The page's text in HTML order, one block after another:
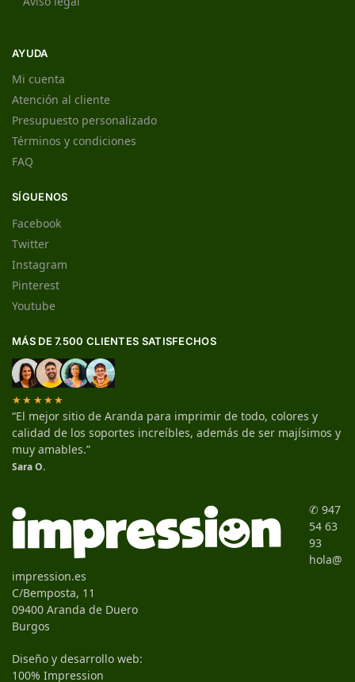
AYUDA
Mi cuenta
Atención al cliente
Presupuesto personalizado
Términos y condiciones
FAQ
SÍGUENOS
Facebook
Twitter
Instagram
Pinterest
Youtube
MÁS DE 7.500 CLIENTES SATISFECHOS
★★★★★
“El mejor sitio de Aranda para imprimir de todo, colores y
calidad de los soportes increíbles, además de ser majísimos y
muy amables.”
Sara O.
✆ 947
54 63
93
hola@
impression.es
C/Bemposta, 11
09400 Aranda de Duero
Burgos
Diseño y desarrollo web:
100% Impression